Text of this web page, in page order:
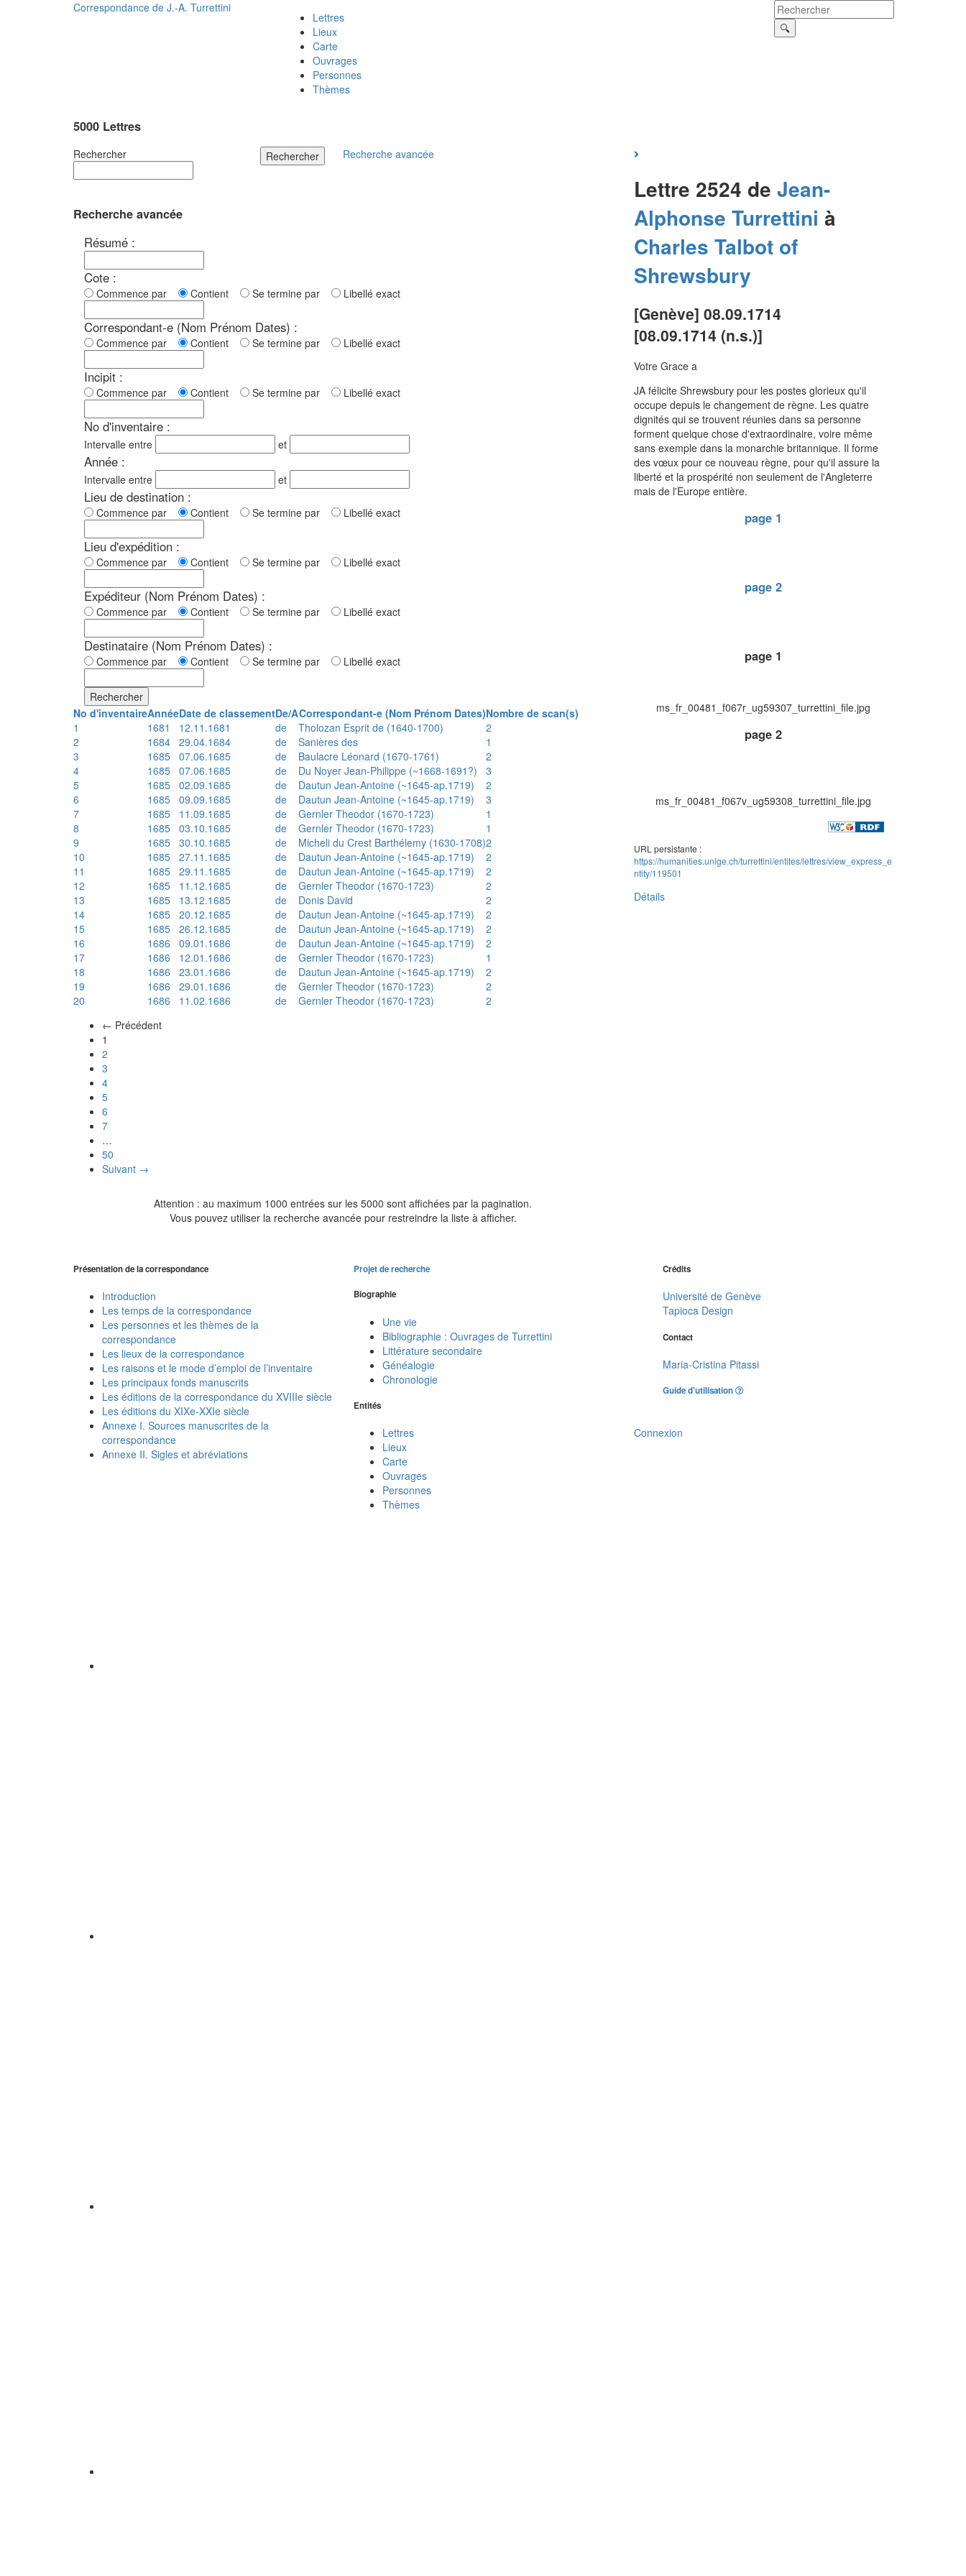
Correspondance de J.-A. Turrettini
Lettres
Lieux
Carte
Ouvrages
Personnes
Thèmes
5000 Lettres
Rechercher Rechercher Recherche avancée
Recherche avancée
Résumé :
Cote :
Commence par Contient Se termine par Libellé exact
Correspondant-e (Nom Prénom Dates) :
Commence par Contient Se termine par Libellé exact
Incipit :
Commence par Contient Se termine par Libellé exact
No d'inventaire :
Intervalle entre et
Année :
Intervalle entre et
Lieu de destination :
Commence par Contient Se termine par Libellé exact
Lieu d'expédition :
Commence par Contient Se termine par Libellé exact
Expéditeur (Nom Prénom Dates) :
Commence par Contient Se termine par Libellé exact
Destinataire (Nom Prénom Dates) :
Commence par Contient Se termine par Libellé exact
Rechercher
No d'inventaireAnnéeDate de classementDe/ACorrespondant-e (Nom Prénom Dates)Nombre de scan(s)
1
1681 12.11.1681 de Tholozan Esprit de (1640-1700)
2
2
1684 29.04.1684 de Sanières des
1
3
1685 07.06.1685 de Baulacre Léonard (1670-1761)
2
4
1685 07.06.1685 de Du Noyer Jean-Philippe (~1668-1691?)
3
5
1685 02.09.1685 de Dautun Jean-Antoine (~1645-ap.1719)
2
6
1685 09.09.1685 de Dautun Jean-Antoine (~1645-ap.1719)
3
7
1685 11.09.1685 de Gernler Theodor (1670-1723)
1
8
1685 03.10.1685 de Gernler Theodor (1670-1723)
1
9
1685 30.10.1685 de Micheli du Crest Barthélemy (1630-1708)2
10
1685 27.11.1685 de Dautun Jean-Antoine (~1645-ap.1719)
2
11
1685 29.11.1685 de Dautun Jean-Antoine (~1645-ap.1719)
2
12
1685 11.12.1685 de Gernler Theodor (1670-1723)
2
13
1685 13.12.1685 de Donis David
2
14
1685 20.12.1685 de Dautun Jean-Antoine (~1645-ap.1719)
2
15
1685 26.12.1685 de Dautun Jean-Antoine (~1645-ap.1719)
2
16
1686 09.01.1686 de Dautun Jean-Antoine (~1645-ap.1719)
2
17
1686 12.01.1686 de Gernler Theodor (1670-1723)
1
18
1686 23.01.1686 de Dautun Jean-Antoine (~1645-ap.1719)
2
19
1686 29.01.1686 de Gernler Theodor (1670-1723)
2
20
1686 11.02.1686 de Gernler Theodor (1670-1723)
2
← Précédent
1
2
3
4
5
6
7
…
50
Suivant →
Attention : au maximum 1000 entrées sur les 5000 sont affichées par la pagination.
Vous pouvez utiliser la recherche avancée pour restreindre la liste à afficher.
Lettre 2524 de Jean-
Alphonse Turrettini à
Charles Talbot of
Shrewsbury
[Genève] 08.09.1714
[08.09.1714 (n.s.)]
Votre Grace a
JA félicite Shrewsbury pour les postes glorieux qu'il
occupe depuis le changement de règne. Les quatre
dignités qui se trouvent réunies dans sa personne
forment quelque chose d'extraordinaire, voire même
sans exemple dans la monarchie britannique. Il forme
des vœux pour ce nouveau règne, pour qu'il assure la
liberté et la prospérité non seulement de l'Angleterre
mais de l'Europe entière.
page 1
page 2
page 1
ms_fr_00481_f067r_ug59307_turrettini_file.jpg
page 2
ms_fr_00481_f067v_ug59308_turrettini_file.jpg
URL persistante :
https://humanities.unige.ch/turrettini/entites/lettres/view_express_e
ntity/119501
Détails
Présentation de la correspondance
Introduction
Les temps de la correspondance
Les personnes et les thèmes de la
correspondance
Les lieux de la correspondance
Les raisons et le mode d’emploi de l’inventaire
Les principaux fonds manuscrits
Les éditions de la correspondance du XVIIIe siècle
Les éditions du XIXe-XXIe siècle
Annexe I. Sources manuscrites de la
correspondance
Annexe II. Sigles et abréviations
Projet de recherche
Biographie
Une vie
Bibliographie : Ouvrages de Turrettini
Littérature secondaire
Généalogie
Chronologie
Entités
Lettres
Lieux
Carte
Ouvrages
Personnes
Thèmes
Crédits
Université de Genève
Tapioca Design
Contact
Maria-Cristina Pitassi
Guide d'utilisation
Connexion